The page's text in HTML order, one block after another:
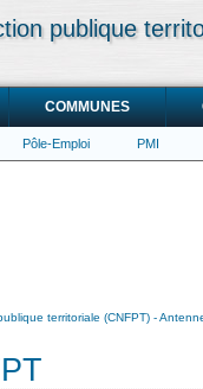
publique
COMMUNES
Pôle-Emploi PMI
territoriale (CNFPT) -